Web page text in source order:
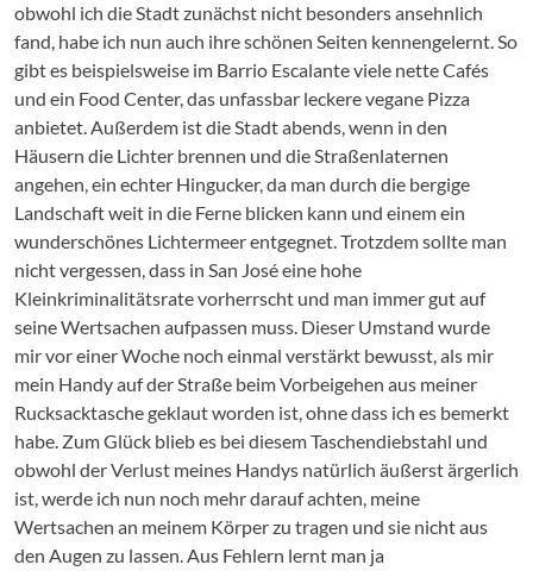
obwohl ich die Stadt zunächst nicht besonders ansehnlich
fand, habe ich nun auch ihre schönen Seiten kennengelernt. So
gibt es beispielsweise im Barrio Escalante viele nette Cafés
und ein Food Center, das unfassbar leckere vegane Pizza
anbietet. Außerdem ist die Stadt abends, wenn in den
Häusern die Lichter brennen und die Straßenlaternen
angehen, ein echter Hingucker, da man durch die bergige
Landschaft weit in die Ferne blicken kann und einem ein
wunderschönes Lichtermeer entgegnet. Trotzdem sollte man
nicht vergessen, dass in San José eine hohe
Kleinkriminalitätsrate vorherrscht und man immer gut auf
seine Wertsachen aufpassen muss. Dieser Umstand wurde
mir vor einer Woche noch einmal verstärkt bewusst, als mir
mein Handy auf der Straße beim Vorbeigehen aus meiner
Rucksacktasche geklaut worden ist, ohne dass ich es bemerkt
habe. Zum Glück blieb es bei diesem Taschendiebstahl und
obwohl der Verlust meines Handys natürlich äußerst ärgerlich
ist, werde ich nun noch mehr darauf achten, meine
Wertsachen an meinem Körper zu tragen und sie nicht aus
den Augen zu lassen. Aus Fehlern lernt man ja